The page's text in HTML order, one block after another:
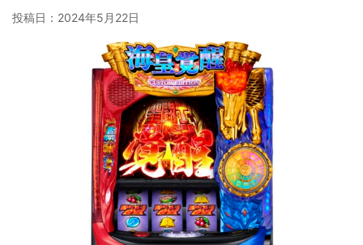
投稿日： 2024年5月22日